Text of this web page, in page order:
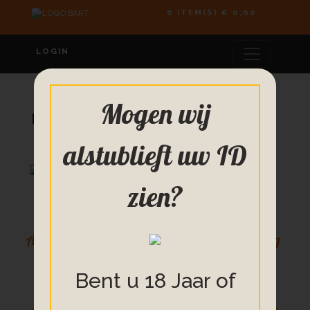
0 ITEM(S) € 0,00
LOGIN
Honing
Acaciahoning
€ 6,25
Lindehoning
€ 6,25
Waldhoning
€ 6,75
Mogen wij
alstublieft uw ID
zien?
Bent u 18 Jaar of